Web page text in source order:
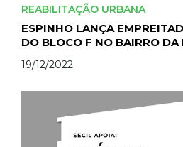
REABILITAÇÃO URBANA
ESPINHO LANÇA
DO BLOCO F NO BAIRRO
19/12/2022